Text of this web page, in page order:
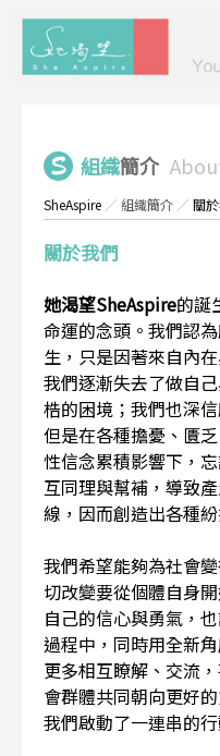
組織簡介
SheAspire ／組織簡介 ／關
關於我們
她渴望SheAspire的誕
命運的念頭。我們認
生，只是因著來自內
我們逐漸失去了做自
梏的困境；我們也深
但是在各種擔憂、匱
性信念累積影響下，
互同理與幫補，導致
線，因而創造出各種
我們希望能夠為社會
切改變要從個體自身
自己的信心與勇氣，
過程中，同時用全新
更多相互瞭解、交流
會群體共同朝向更好
我們啟動了一連串的行